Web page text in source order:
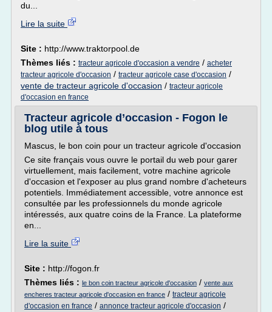
du...
Lire la suite
Site : http://www.traktorpool.de
Thèmes liés : tracteur agricole d'occasion a vendre / acheter
tracteur agricole d'occasion / tracteur agricole case d'occasion /
vente de tracteur agricole d'occasion / tracteur agricole
d'occasion en france
Tracteur agricole d’occasion - Fogon le
blog utile à tous
Mascus, le bon coin pour un tracteur agricole d'occasion
Ce site français vous ouvre le portail du web pour garer
virtuellement, mais facilement, votre machine agricole
d'occasion et l'exposer au plus grand nombre d'acheteurs
potentiels. Immédiatement accessible, votre annonce est
consultée par les professionnels du monde agricole
intéressés, aux quatre coins de la France. La plateforme
en...
Lire la suite
Site : http://fogon.fr
Thèmes liés : le bon coin tracteur agricole d'occasion / vente aux
encheres tracteur agricole d'occasion en france / tracteur agricole
d'occasion en france / annonce tracteur agricole d'occasion /